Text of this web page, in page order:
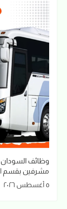
مشرفين بقسم
٥ أغسطس ٢٠٢٦